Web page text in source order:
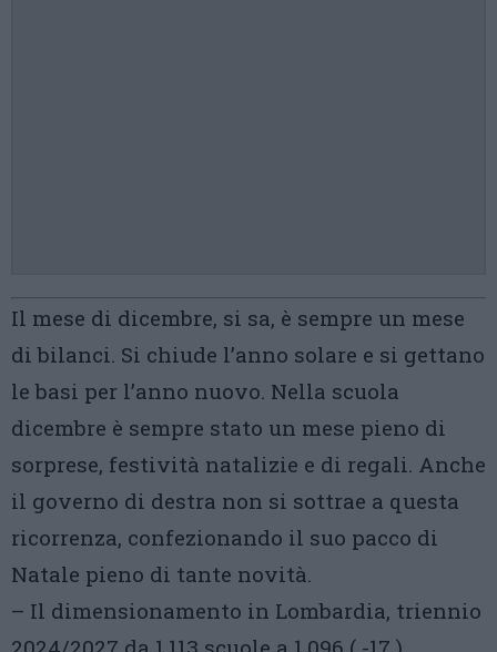
Il mese di dicembre, si sa, è sempre un mese
di bilanci. Si chiude l’anno solare e si gettano
le basi per l’anno nuovo. Nella scuola
dicembre è sempre stato un mese pieno di
sorprese, festività natalizie e di regali. Anche
il governo di destra non si sottrae a questa
ricorrenza, confezionando il suo pacco di
Natale pieno di tante novità.
– Il dimensionamento in Lombardia, triennio